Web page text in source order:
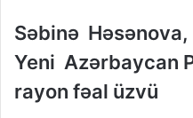
Səbinə Həsənova,
Yeni Azərbaycan
rayon fəal üzvü